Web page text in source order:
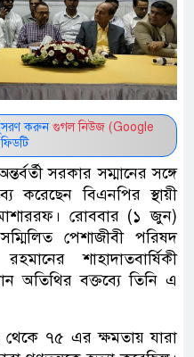
করুন গুগল নিউজ (Google
ফিডটি
সরকার সম্মানের সঙ্গে
করেছেন বিএনপির স্থায়ী
রোববার (১ জুন)
পেশাজীবী পরিষদ
শাহাদাতবার্ষিকী
অতিথির বক্তব্যে তিনি এ
৭৫ এর ক্ষমতায় যারা